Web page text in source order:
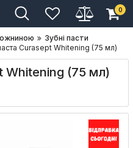
0
Зубні пасти
Curasept Whitening (75 мл)
Whitening (75 мл)